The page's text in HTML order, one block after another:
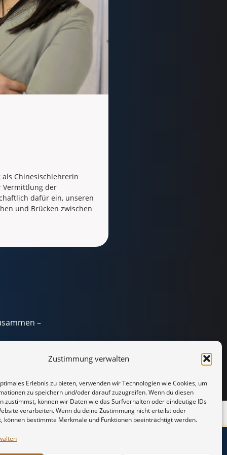
Zustimmung verwalten
Erlebnis zu bieten, verwenden wir Technologien wie Cookies, um
zu speichern und/oder darauf zuzugreifen. Wenn du diesen
zustimmst, können wir Daten wie das Surfverhalten oder eindeutige IDs
verarbeiten. Wenn du deine Zustimmung nicht erteilst oder
können bestimmte Merkmale und Funktionen beeinträchtigt werden.
Chinesischlehrerin
Vermittlung der
dafür ein, unseren
und Brücken zwischen
–